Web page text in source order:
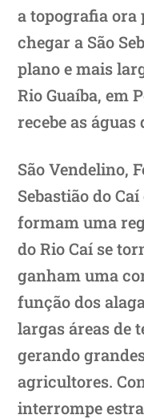
a topografia ora
chegar a São
plano e mais
Rio Guaíba, em
recebe as
São Vendelino,
Sebastião do
formam uma
do Rio Caí se
ganham uma
função dos
largas áreas de
gerando
agricultores.
interrompe